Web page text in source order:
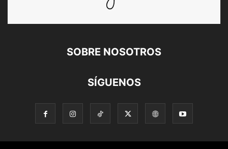
SOBRE NOSOTROS
SÍGUENOS